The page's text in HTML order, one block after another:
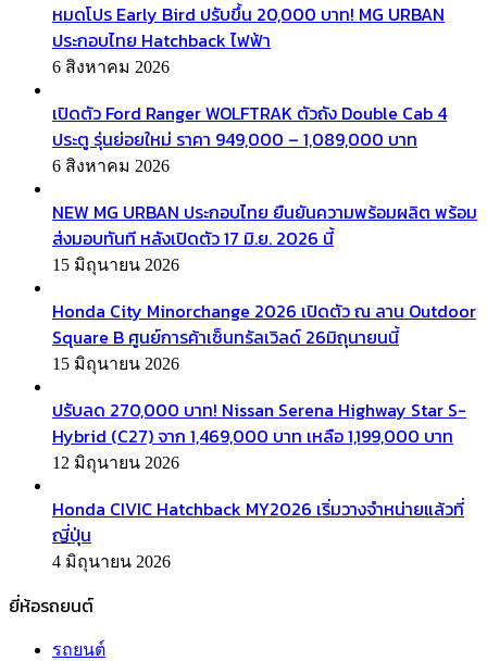
หมดโปร Early Bird ปรับขึ้น 20,000 บาท! MG URBAN
ประกอบไทย Hatchback ไฟฟ้า
6 สิงหาคม 2026
เปิดตัว Ford Ranger WOLFTRAK ตัวถัง Double Cab 4
ประตู รุ่นย่อยใหม่ ราคา 949,000 – 1,089,000 บาท
6 สิงหาคม 2026
NEW MG URBAN ประกอบไทย ยืนยันความพร้อมผลิต พร้อม
ส่งมอบทันที หลังเปิดตัว 17 มิ.ย. 2026 นี้
15 มิถุนายน 2026
Honda City Minorchange 2026 เปิดตัว ณ ลาน Outdoor
Square B ศูนย์การค้าเซ็นทรัลเวิลด์ 26มิถุนายนนี้
15 มิถุนายน 2026
ปรับลด 270,000 บาท! Nissan Serena Highway Star S-
Hybrid (C27) จาก 1,469,000 บาท เหลือ 1,199,000 บาท
12 มิถุนายน 2026
Honda CIVIC Hatchback MY2026 เริ่มวางจำหน่ายแล้วที่
ญี่ปุ่น
4 มิถุนายน 2026
ยี่ห้อรถยนต์
รถยนต์